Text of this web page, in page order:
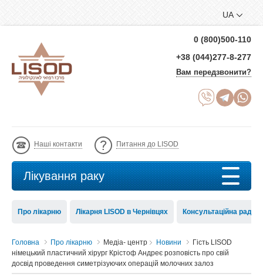
UA
0 (800)500-110
+38 (044)277-8-277
Вам передзвонити?
Наші контакти Питання до LISOD
Лікування раку
Про лікарню Лікарня LISOD в Чернівцях Консультаційна рада
Головна Про лікарню Медіа- центр Новини
Гість LISOD
німецький пластичний хірург Крістоф Андреє розповість про свій
досвід проведення симетрізуючих операцій молочних залоз